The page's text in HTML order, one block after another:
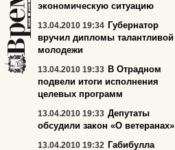
экономическую ситуацию
13.04.2010 19:34 Губернатор
вручил дипломы талантливой
молодежи
13.04.2010 19:33 В Отрадном
подвели итоги исполнения
целевых программ
13.04.2010 19:33 Депутаты
обсудили закон «О ветеранах»
13.04.2010 19:32 Габибулла